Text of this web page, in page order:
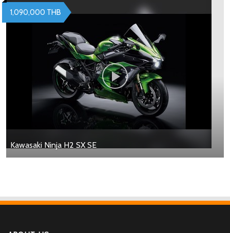
Kawasaki Ninja H2 SX SE
1,090,000 THB